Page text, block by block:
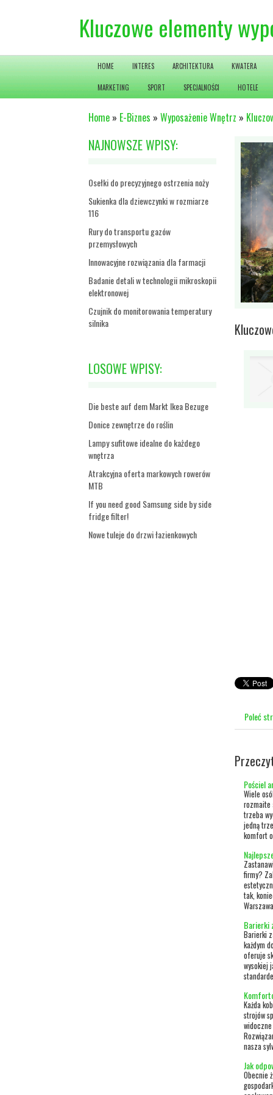
Kluczowe elementy
HOME INTERES ARCHITEKTURA KWATERA
MARKETING SPORT SPECJALNOŚCI HOTELE
Home » E-Biznes » Wyposażenie Wnętrz »
NAJNOWSZE WPISY:
Osełki do precyzyjnego ostrzenia noży
Sukienka dla dziewczynki w rozmiarze
116
Rury do transportu gazów
przemysłowych
Innowacyjne rozwiązania dla farmacji
Badanie detali w technologii mikroskopii
elektronowej
Czujnik do monitorowania temperatury
silnika
LOSOWE WPISY:
Die beste auf dem Markt Ikea Bezuge
Donice zewnętrze do roślin
Lampy sufitowe idealne do każdego
wnętrza
Atrakcyjna oferta markowych rowerów
MTB
If you need good Samsung side by side
fridge filter!
Nowe tuleje do drzwi łazienkowych
Poleć
Pościel
Wiele
rozmaite
trzeba
jedną
komfort
firmy?
tak,
Barierki
Barierki
każdym
oferuje
wysokiej
Każda
strojów
nasza
Jak
Obecnie